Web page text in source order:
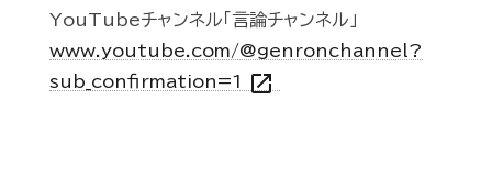
YouTubeチャンネル「言論チャンネル」
www.youtube.com/@genronchannel?
sub_confirmation=1 open_in_new